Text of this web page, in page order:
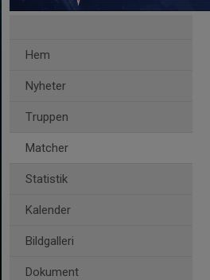
Hem
Nyheter
Truppen
Matcher
Statistik
Kalender
Bildgalleri
Dokument